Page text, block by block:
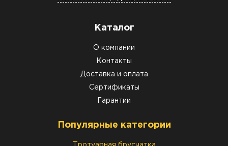
Каталог
О компании
Контакты
Доставка и оплата
Сертификаты
Гарантии
Популярные категории